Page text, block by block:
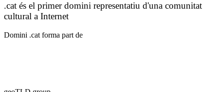
.cat és el primer domini representatiu d'una comunitat
cultural a Internet
Domini .cat forma part de